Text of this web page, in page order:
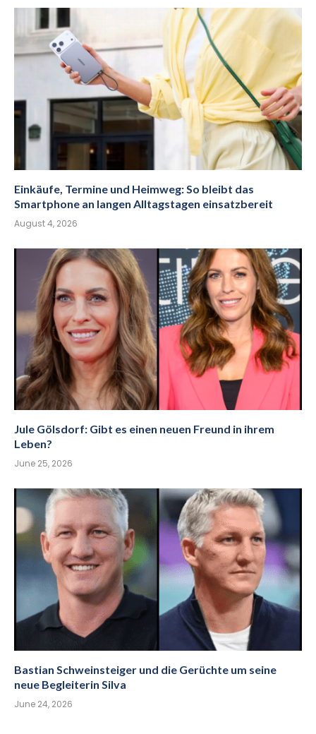
Einkäufe, Termine und Heimweg: So bleibt das
Smartphone an langen Alltagstagen einsatzbereit
August 4, 2026
Jule Gölsdorf: Gibt es einen neuen Freund in ihrem
Leben?
June 25, 2026
Bastian Schweinsteiger und die Gerüchte um seine
neue Begleiterin Silva
June 24, 2026